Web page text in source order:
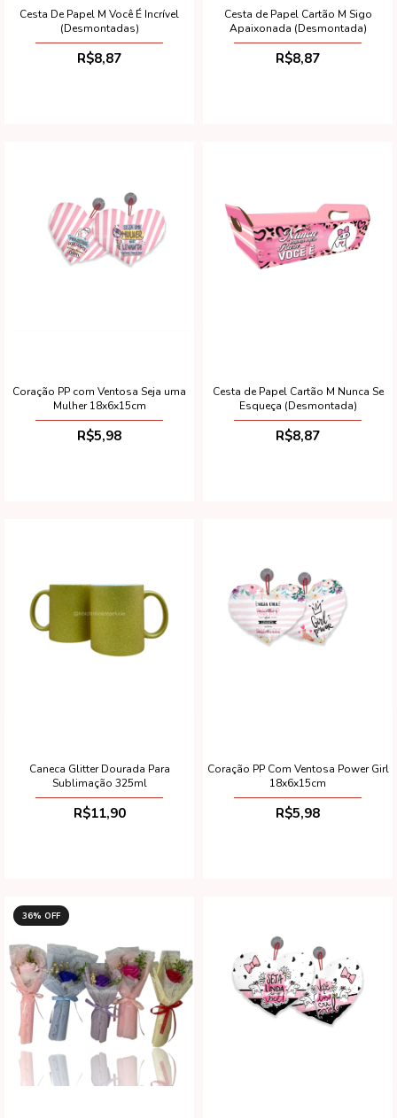
Cesta De Papel M Você É Incrível
(Desmontadas)
R$8,87
Cesta de Papel Cartão M Sigo
Apaixonada (Desmontada)
R$8,87
Coração PP com Ventosa Seja uma
Mulher 18x6x15cm
R$5,98
Cesta de Papel Cartão M Nunca Se
Esqueça (Desmontada)
R$8,87
Caneca Glitter Dourada Para
Sublimação 325ml
R$11,90
Coração PP Com Ventosa Power Girl
18x6x15cm
R$5,98
36% OFF